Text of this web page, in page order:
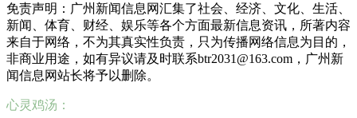
免责声明：广州新闻信息网汇集了社会、经济、文化、生活、
新闻、体育、财经、娱乐等各个方面最新信息资讯，所著内容
来自于网络，不为其真实性负责，只为传播网络信息为目的，
非商业用途，如有异议请及时联系btr2031@163.com，广州新
闻信息网站长将予以删除。
心灵鸡汤：